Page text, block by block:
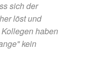
sich der
löst und
haben
kein